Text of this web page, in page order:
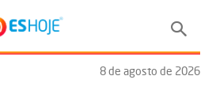
8 de agosto de 2026